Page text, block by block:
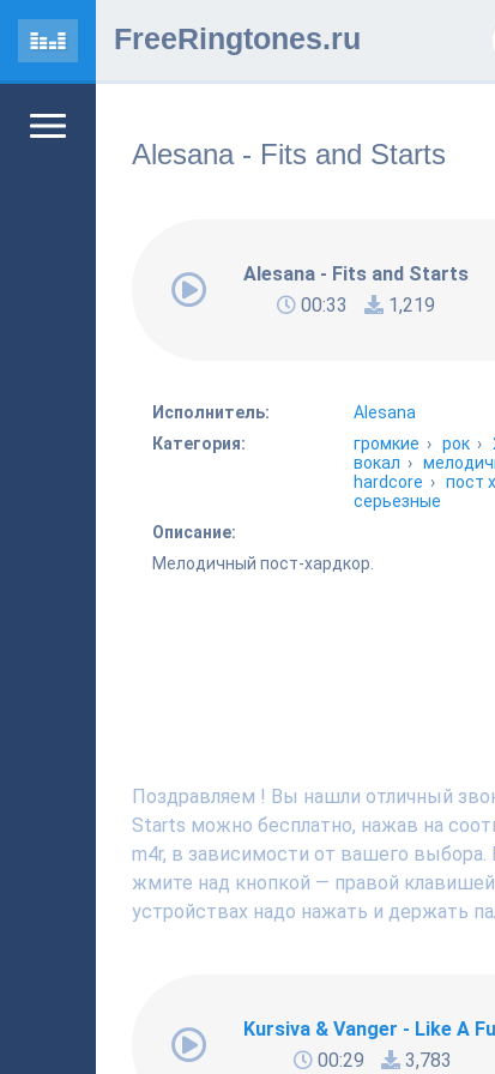
FreeRingtones.ru
Alesana - Fits and Starts
Alesana - Fits and Starts
00:33
1,219
Исполнитель:
Alesana
Категория:
громкие › рок ›
вокал ›
hardcore › пост
серьезные
Описание:
Мелодичный пост-хардкор.
Поздравляем ! Вы нашли отличный
Starts можно бесплатно, нажав на
m4r, в зависимости от вашего выбора.
жмите над кнопкой — правой
устройствах надо нажать и держать
Kursiva & Vanger - Like A
00:29
3,783